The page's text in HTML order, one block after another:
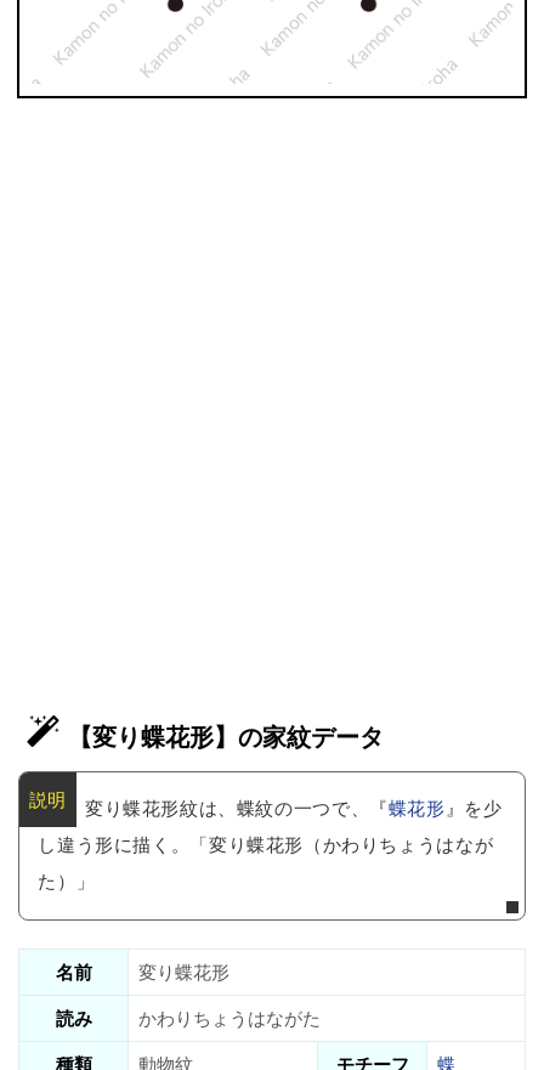
【変り蝶花形】の家紋データ
変り蝶花形紋は、蝶紋の一つで、『蝶花形』を少
し違う形に描く。「変り蝶花形（かわりちょうはなが
た）」
名前
変り蝶花形
読み
かわりちょうはながた
種類
動物紋 モチーフ
蝶